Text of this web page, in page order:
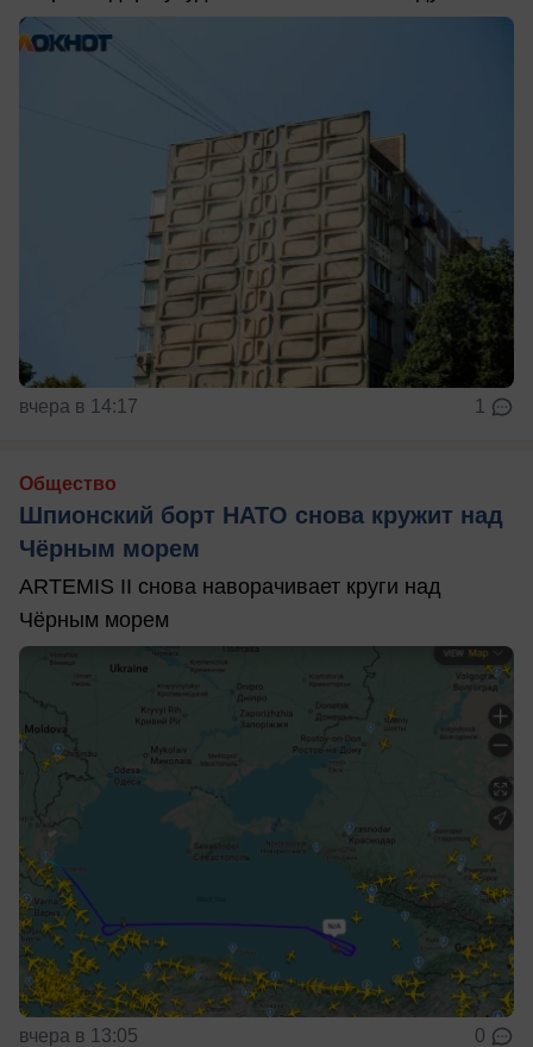
вчера в 14:17 1
Общество
Шпионский борт НАТО снова кружит над
Чёрным морем
ARTEMIS II снова наворачивает круги над
Чёрным морем
вчера в 13:05 0